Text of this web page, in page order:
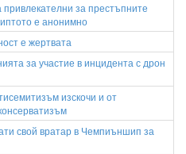
за престъпните
е анонимно
е жертвата
за участие в инцидента с дрон
изскочи и от
свой вратар в Чемпиъншип за